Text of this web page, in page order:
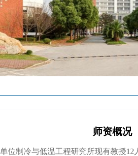
师资概况
位制冷与低温工程研究所现有教授